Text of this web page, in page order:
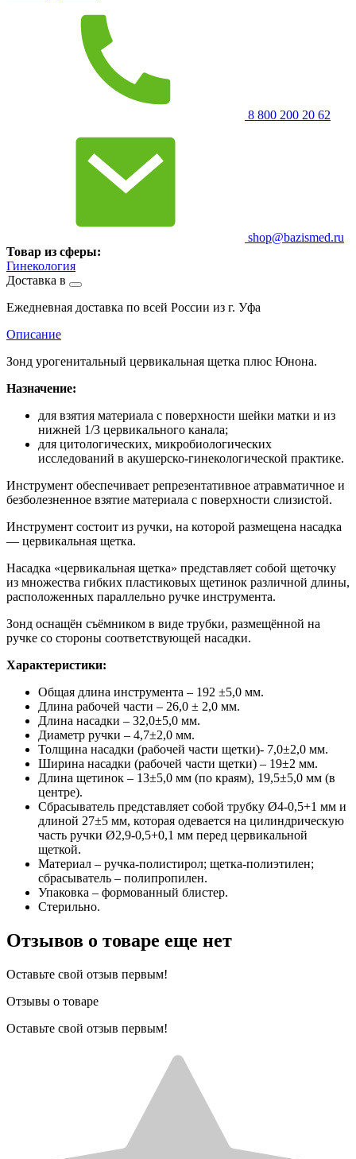
8 800 200 20 62
shop@bazismed.ru
Товар из сферы:
Гинекология
Доставка в
Ежедневная доставка по всей России из г. Уфа
Описание
Зонд урогенитальный цервикальная щетка плюс Юнона.
Назначение:
для взятия материала с поверхности шейки матки и из
нижней 1/3 цервикального канала;
для цитологических, микробиологических
исследований в акушерско-гинекологической практике.
Инструмент обеспечивает репрезентативное атравматичное и
безболезненное взятие материала с поверхности слизистой.
Инструмент состоит из ручки, на которой размещена насадка
— цервикальная щетка.
Насадка «цервикальная щетка» представляет собой щеточку
из множества гибких пластиковых щетинок различной длины,
расположенных параллельно ручке инструмента.
Зонд оснащён съёмником в виде трубки, размещённой на
ручке со стороны соответствующей насадки.
Характеристики:
Общая длина инструмента – 192 ±5,0 мм.
Длина рабочей части – 26,0 ± 2,0 мм.
Длина насадки – 32,0±5,0 мм.
Диаметр ручки – 4,7±2,0 мм.
Толщина насадки (рабочей части щетки)- 7,0±2,0 мм.
Ширина насадки (рабочей части щетки) – 19±2 мм.
Длина щетинок – 13±5,0 мм (по краям), 19,5±5,0 мм (в
центре).
Сбрасыватель представляет собой трубку Ø4-0,5+1 мм и
длиной 27±5 мм, которая одевается на цилиндрическую
часть ручки Ø2,9-0,5+0,1 мм перед цервикальной
щеткой.
Материал – ручка-полистирол; щетка-полиэтилен;
сбрасыватель – полипропилен.
Упаковка – формованный блистер.
Стерильно.
Отзывов о товаре еще нет
Оставьте свой отзыв первым!
Отзывы о товаре
Оставьте свой отзыв первым!